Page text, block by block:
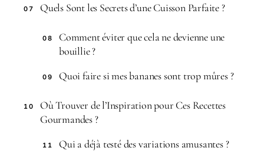
07 Quels Sont les Secrets d’une Cuisson Parfaite ?
08
Comment éviter que cela ne devienne une
bouillie ?
09 Quoi faire si mes bananes sont trop mûres ?
10
Où Trouver de l’Inspiration pour Ces Recettes
Gourmandes ?
11 Qui a déjà testé des variations amusantes ?